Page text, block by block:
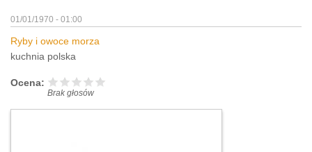
01/01/1970 - 01:00
Ryby i owoce morza
kuchnia polska
Ocena:
Brak głosów